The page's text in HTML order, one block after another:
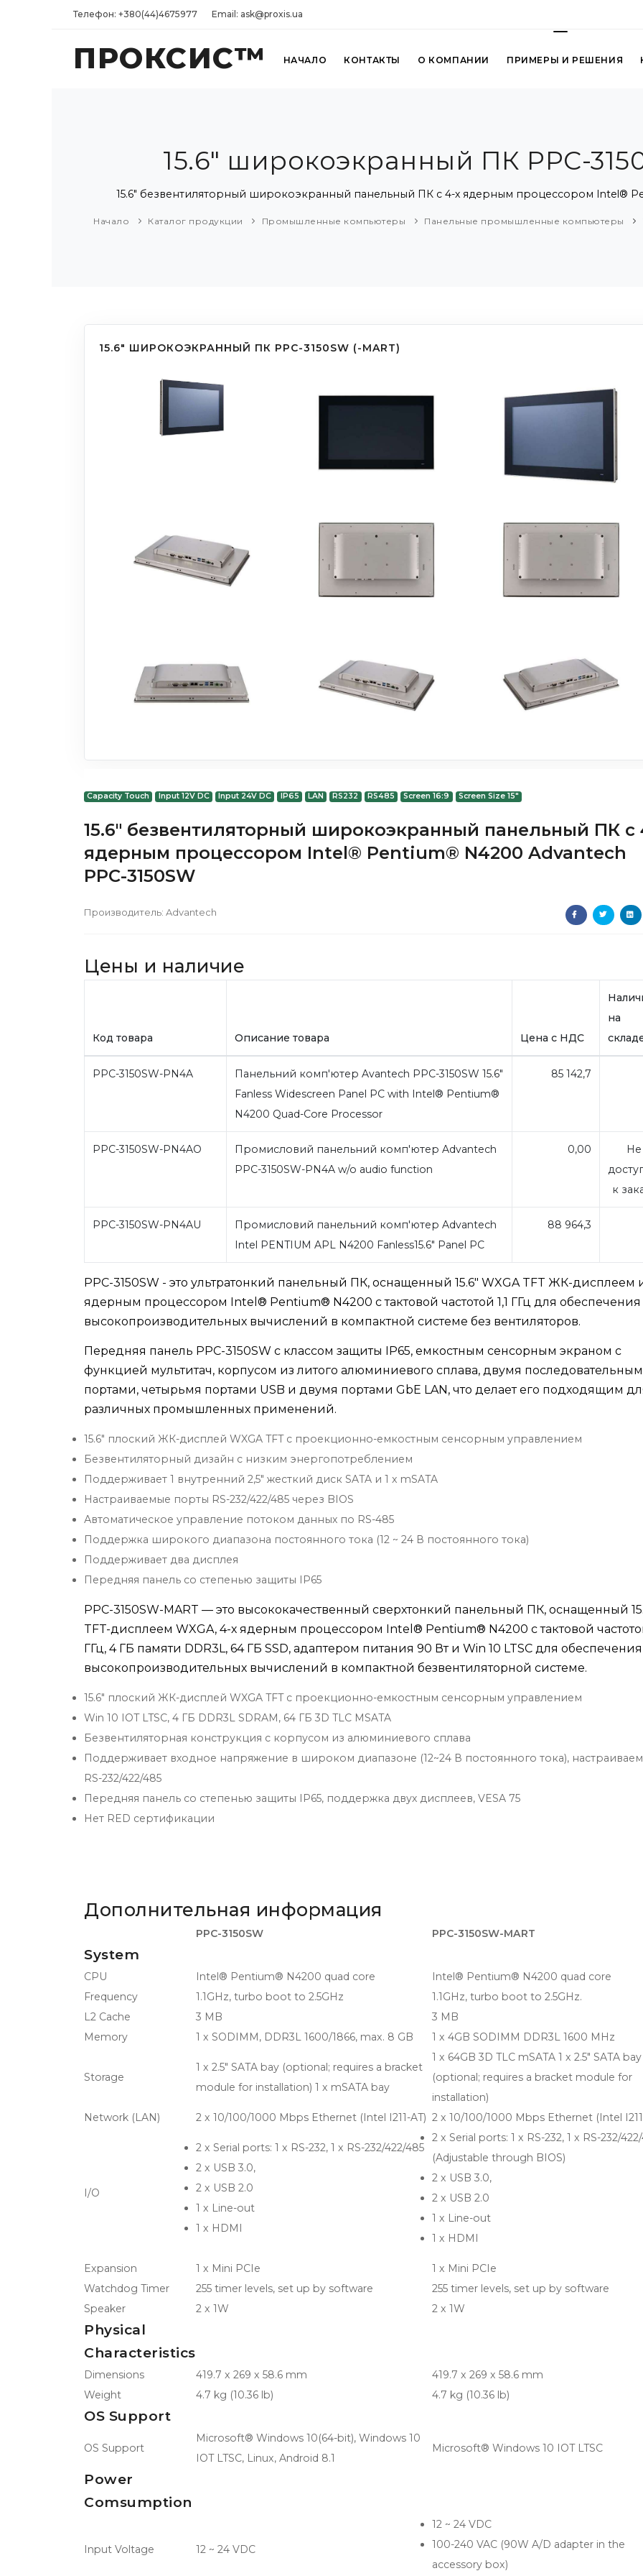
Телефон: +380(44)4675977 Email: ask@proxis.ua
ПРОКСИС™ НАЧАЛО КОНТАКТЫ О КОМПАНИИ ПРИМЕРЫ И РЕШЕНИЯ
15.6" широкоэкранный ПК PPC-
15.6" безвентиляторный широкоэкранный панельный ПК с 4-х ядерным процессором Intel®
Начало Каталог продукции Промышленные компьютеры Панельные промышленные компьютеры
15.6" ШИРОКОЭКРАННЫЙ ПК PPC-3150SW (-MART)
Capacity Touch Input 12V DC Input 24V DC IP65 LAN RS232 RS485 Screen 16:9 Screen Size 15"
15.6" безвентиляторный широкоэкранный панельный ПК с
ядерным процессором Intel® Pentium® N4200 Advantech
PPC-3150SW
Производитель: Advantech
Цены и наличие
Код товара Описание товара Цена с НДС
на
PPC-3150SW-PN4A
Панельний комп'ютер Avantech PPC-3150SW 15.6"
Fanless Widescreen Panel PC with Intel® Pentium®
N4200 Quad-Core Processor
85 142,7
PPC-3150SW-PN4AO
Промисловий панельний комп'ютер Advantech
PPC-3150SW-PN4A w/o audio function
0,00
Не
к
PPC-3150SW-PN4AU
Промисловий панельний комп'ютер Advantech
Intel PENTIUM APL N4200 Fanless15.6" Panel PC
88 964,3
PPC-3150SW - это ультратонкий панельный ПК, оснащенный 15.6" WXGA TFT ЖК-дисплеем
ядерным процессором Intel® Pentium® N4200 с тактовой частотой 1,1 ГГц для обеспечения
высокопроизводительных вычислений в компактной системе без вентиляторов.
Передняя панель PPC-3150SW с классом защиты IP65, емкостным сенсорным экраном с
функцией мультитач, корпусом из литого алюминиевого сплава, двумя
портами, четырьмя портами USB и двумя портами GbE LAN, что делает его подходящим
различных промышленных применений.
15.6" плоский ЖК-дисплей WXGA TFT с проекционно-емкостным сенсорным управлением
Безвентиляторный дизайн с низким энергопотреблением
Поддерживает 1 внутренний 2,5" жесткий диск SATA и 1 x mSATA
Настраиваемые порты RS-232/422/485 через BIOS
Автоматическое управление потоком данных по RS-485
Поддержка широкого диапазона постоянного тока (12 ~ 24 В постоянного тока)
Поддерживает два дисплея
Передняя панель со степенью защиты IP65
PPC-3150SW-MART — это высококачественный сверхтонкий панельный ПК, оснащенный
TFT-дисплеем WXGA, 4-х ядерным процессором Intel® Pentium® N4200 с тактовой частотой
ГГц, 4 ГБ памяти DDR3L, 64 ГБ SSD, адаптером питания 90 Вт и Win 10 LTSC для обеспечения
высокопроизводительных вычислений в компактной безвентиляторной системе.
15.6" плоский ЖК-дисплей WXGA TFT с проекционно-емкостным сенсорным управлением
Win 10 IOT LTSC, 4 ГБ DDR3L SDRAM, 64 ГБ 3D TLC MSATA
Безвентиляторная конструкция с корпусом из алюминиевого сплава
Поддерживает входное напряжение в широком диапазоне (12~24 В постоянного тока),
RS-232/422/485
Передняя панель со степенью защиты IP65, поддержка двух дисплеев, VESA 75
Нет RED сертификации
Дополнительная информация
PPC-3150SW PPC-3150SW-MART
System
CPU Intel® Pentium® N4200 quad core
Intel® Pentium® N4200 quad core
Frequency
1.1GHz, turbo boot to 2.5GHz
1.1GHz, turbo boot to 2.5GHz.
L2 Cache
3 MB
3 MB
Memory
1 x SODIMM, DDR3L 1600/1866, max. 8 GB 1 x 4GB SODIMM DDR3L 1600 MHz
Storage
1 x 2.5" SATA bay (optional; requires a bracket
module for installation) 1 x mSATA bay
1 x 64GB 3D TLC mSATA 1 x 2.5" SATA bay
(optional; requires a bracket module for
installation)
Network (LAN)
2 x 10/100/1000 Mbps Ethernet (Intel I211-AT) 2 x 10/100/1000 Mbps Ethernet (Intel
I/O
2 x Serial ports: 1 x RS-232, 1 x RS-232/422/485
2 x USB 3.0,
2 x USB 2.0
1 x Line-out
1 x HDMI
2 x Serial ports: 1 x RS-232, 1 x RS-232/
(Adjustable through BIOS)
2 x USB 3.0,
2 x USB 2.0
1 x Line-out
1 x HDMI
Expansion 1 x Mini PCIe
1 x Mini PCIe
Watchdog Timer
255 timer levels, set up by software
255 timer levels, set up by software
Speaker
2 x 1W 2 x 1W
Physical
Characteristics
Dimensions 419.7 x 269 x 58.6 mm
419.7 x 269 x 58.6 mm
Weight
4.7 kg (10.36 lb) 4.7 kg (10.36 lb)
OS Support
OS Support
Microsoft® Windows 10(64-bit), Windows 10
IOT LTSC, Linux, Android 8.1
Microsoft® Windows 10 IOT LTSC
Power
Comsumption
Input Voltage 12 ~ 24 VDC
12 ~ 24 VDC
100-240 VAC (90W A/D adapter in the
accessory box)